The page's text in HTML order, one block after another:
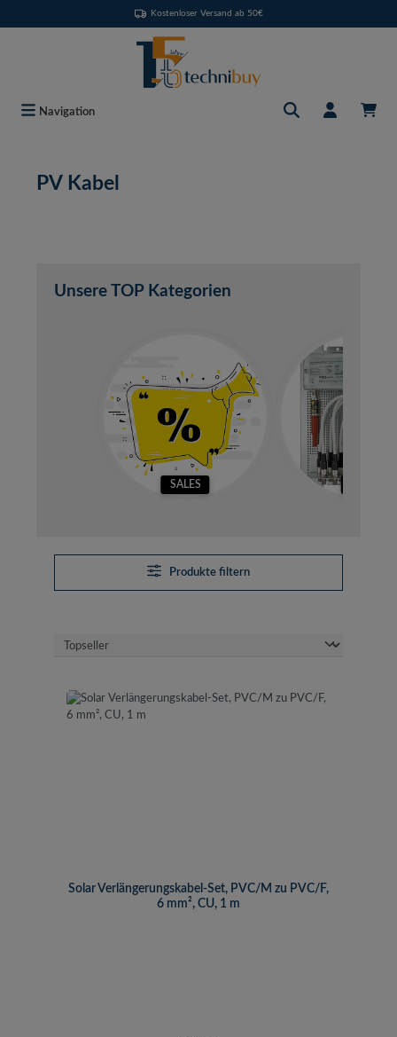
Kostenloser Versand ab 50€
Navigation
PV Kabel
Unsere TOP Kategorien
SALES
Produkte filtern
Solar Verlängerungskabel-Set, PVC/M zu PVC/F,
6 mm², CU, 1 m